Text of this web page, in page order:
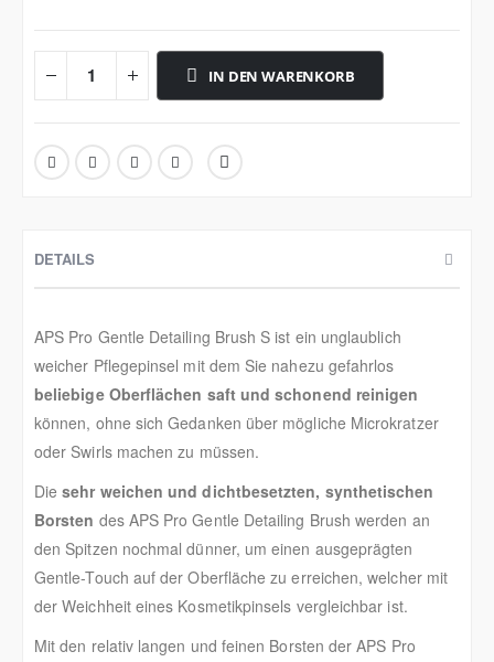
IN DEN WARENKORB
DETAILS
APS Pro Gentle Detailing Brush S ist ein unglaublich
weicher Pflegepinsel mit dem Sie nahezu gefahrlos
beliebige Oberflächen saft und schonend reinigen
können, ohne sich Gedanken über mögliche Microkratzer
oder Swirls machen zu müssen.
Diesehr weichen und dichtbesetzten, synthetischen
Borsten des APS Pro Gentle Detailing Brush werden an
den Spitzen nochmal dünner, um einen ausgeprägten
Gentle-Touch auf der Oberfläche zu erreichen, welcher mit
der Weichheit eines Kosmetikpinsels vergleichbar ist.
Mit den relativ langen und feinen Borsten der APS Pro